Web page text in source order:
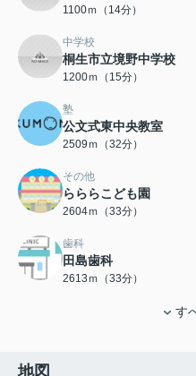
1100ｍ（14分）
中学校
桐生市立境野中学校
1200ｍ（15分）
塾
公文式東中央教室
2509ｍ（32分）
その他
らららこども園
2604ｍ（33分）
歯科
田島歯科
2613ｍ（33分）
す
地図